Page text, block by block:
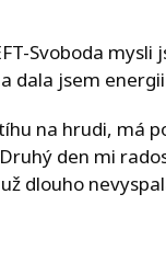
Svoboda
dala jsem
na hrudi, má
den mi
dlouho